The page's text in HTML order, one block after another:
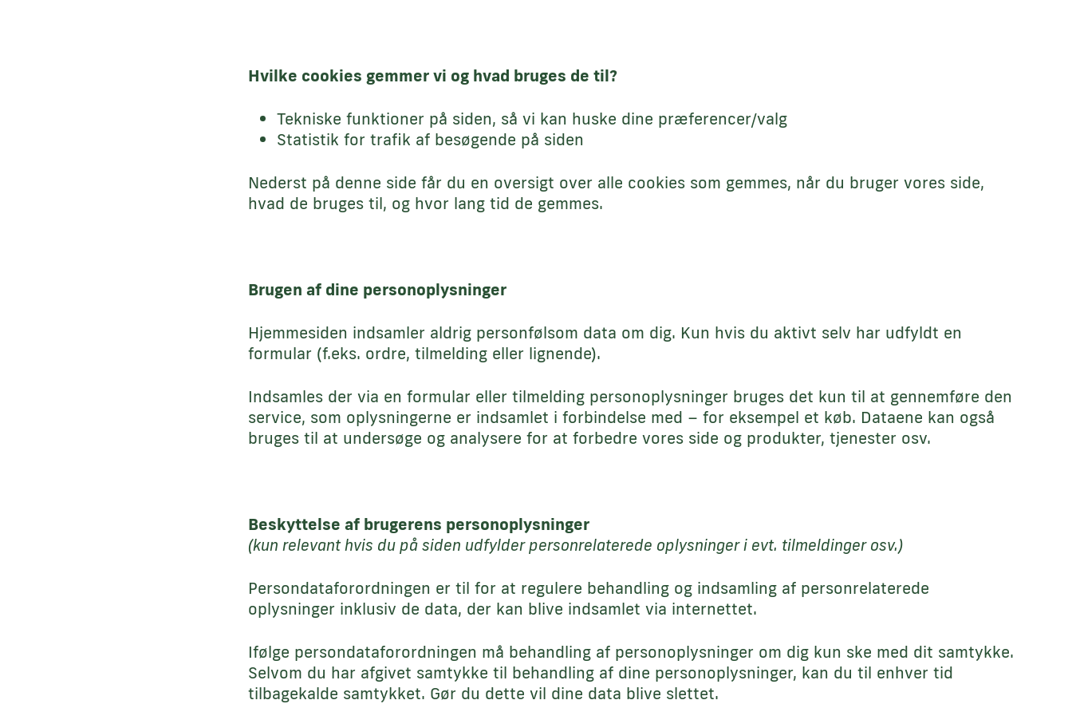
Hvilke cookies gemmer vi og hvad bruges de til?
Tekniske funktioner på siden, så vi kan huske dine præferencer/valg
Statistik for trafik af besøgende på siden
Nederst på denne side får du en oversigt over alle cookies som gemmes, når du bruger vores side,
hvad de bruges til, og hvor lang tid de gemmes.
Brugen af dine personoplysninger
Hjemmesiden indsamler aldrig personfølsom data om dig. Kun hvis du aktivt selv har udfyldt en
formular (f.eks. ordre, tilmelding eller lignende).
Indsamles der via en formular eller tilmelding personoplysninger bruges det kun til at gennemføre den
service, som oplysningerne er indsamlet i forbindelse med – for eksempel et køb. Dataene kan også
bruges til at undersøge og analysere for at forbedre vores side og produkter, tjenester osv.
Beskyttelse af brugerens personoplysninger
(kun relevant hvis du på siden udfylder personrelaterede oplysninger i evt. tilmeldinger osv.)
Persondataforordningen er til for at regulere behandling og indsamling af personrelaterede
oplysninger inklusiv de data, der kan blive indsamlet via internettet.
Ifølge persondataforordningen må behandling af personoplysninger om dig kun ske med dit samtykke.
Selvom du har afgivet samtykke til behandling af dine personoplysninger, kan du til enhver tid
tilbagekalde samtykket. Gør du dette vil dine data blive slettet.